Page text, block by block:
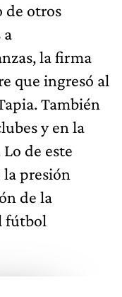
de otros
a
la firma
que ingresó al
También
y en la
de este
presión
de la
fútbol